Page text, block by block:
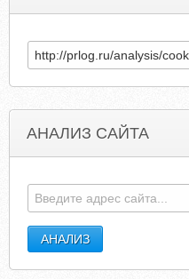
АНАЛИЗ САЙТА